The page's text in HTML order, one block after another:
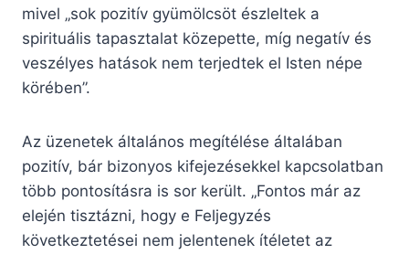
mivel „sok pozitív gyümölcsöt észleltek a
spirituális tapasztalat közepette, míg negatív és
veszélyes hatások nem terjedtek el Isten népe
körében”.
Az üzenetek általános megítélése általában
pozitív, bár bizonyos kifejezésekkel kapcsolatban
több pontosításra is sor került. „Fontos már az
elején tisztázni, hogy e Feljegyzés
következtetései nem jelentenek ítéletet az